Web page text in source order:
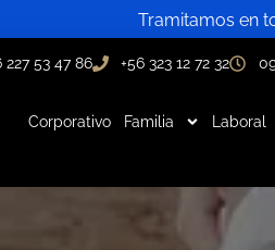
Tramitamos en
227 53 47 86 +56 323 12 72 32
Corporativo Familia Laboral